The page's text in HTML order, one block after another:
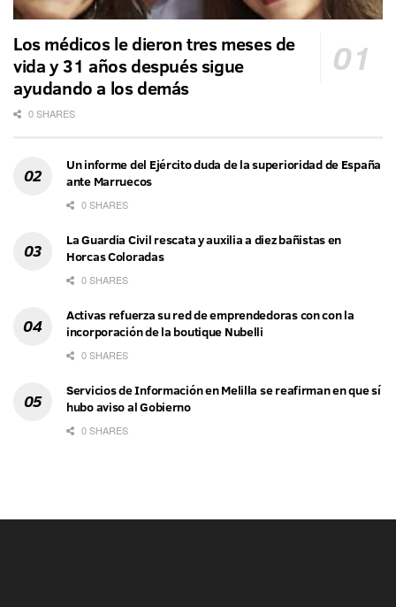
Los médicos le dieron tres meses de
vida y 31 años después sigue
ayudando a los demás
0 SHARES
Un informe del Ejército duda de la superioridad de España
ante Marruecos
0 SHARES
La Guardia Civil rescata y auxilia a diez bañistas en
Horcas Coloradas
0 SHARES
Activas refuerza su red de emprendedoras con con la
incorporación de la boutique Nubelli
0 SHARES
Servicios de Información en Melilla se reafirman en que sí
hubo aviso al Gobierno
0 SHARES